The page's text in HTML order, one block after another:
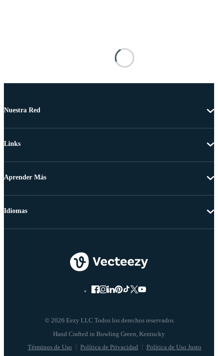
Nuestra Red
Links
Aprender Más
© 2026 Eezy LLC Todos los derechos reservados
Términos de Uso Política de Privacidad Política de Uso Justo
Idiomas